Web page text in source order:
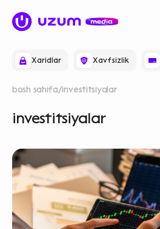
Xaridlar Xavfsizlik
bosh sahifa investitsiyalar
investitsiyalar